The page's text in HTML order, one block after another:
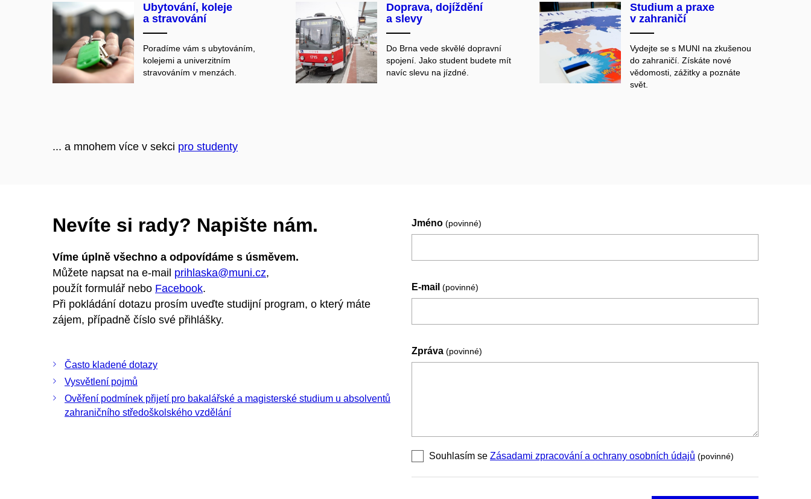
Ubytování, koleje
a stravování
Poradíme vám s ubytováním,
kolejemi a univerzitním
stravováním v menzách.
Doprava, dojíždění
a slevy
Do Brna vede skvělé dopravní
spojení. Jako student budete mít
navíc slevu na jízdné.
Studium a praxe
v zahraničí
Vydejte se s MUNI na zkušenou
do zahraničí. Získáte nové
vědomosti, zážitky a poznáte
svět.
... a mnohem více v sekci pro studenty
Nevíte si rady? Napište nám.
Víme úplně všechno a odpovídáme s úsměvem.
Můžete napsat na e-mail prihlaska@muni.cz,
použít formulář nebo Facebook.
Při pokládání dotazu prosím uveďte studijní program, o který máte
zájem, případně číslo své přihlášky.
Často kladené dotazy
Vysvětlení pojmů
Ověření podmínek přijetí pro bakalářské a magisterské studium u absolventů
zahraničního středoškolského vzdělání
Jméno (povinné)
E-mail (povinné)
Zpráva (povinné)
Souhlasím se Zásadami zpracování a ochrany osobních údajů (povinné)